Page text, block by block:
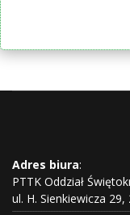
Adres biura:
PTTK Oddział
ul. H. Sienkiewicza 29,